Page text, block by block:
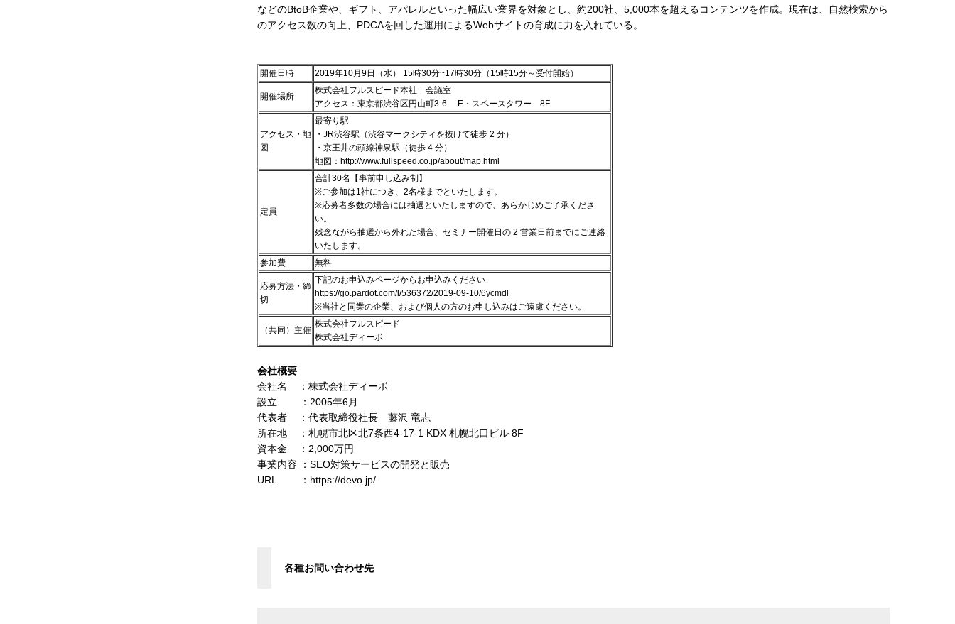
などのBtoB企業や、ギフト、アパレルといった幅広い業界を対象とし、約200社、5,000本を超えるコンテンツを作成。現在は、自然検索から
のアクセス数の向上、PDCAを回した運用によるWebサイトの育成に力を入れている。
開催日時 2019年10月9日（水） 15時30分~17時30分（15時15分～受付開始）
開催場所
株式会社フルスピード本社 会議室
アクセス：東京都渋谷区円山町3-6 E・スペースタワー 8F
アクセス・地
図
最寄り駅
・JR渋谷駅（渋谷マークシティを抜けて徒歩 2 分）
・京王井の頭線神泉駅（徒歩 4 分）
地図： http://www.fullspeed.co.jp/about/map.html
定員
合計30名【事前申し込み制】
※ご参加は1社につき、2名様までといたします。
※応募者多数の場合には抽選といたしますので、あらかじめご了承くださ
い。
残念ながら抽選から外れた場合、セミナー開催日の 2 営業日前までにご連絡
いたします。
参加費
無料
応募方法・締
切
下記のお申込みページからお申込みください
https://go.pardot.com/l/536372/2019-09-10/6ycmdl
※当社と同業の企業、および個人の方のお申し込みはご遠慮ください。
（共同）主催
株式会社フルスピード
株式会社ディーボ
会社概要
会社名 ：株式会社ディーボ
設立 ：2005年6月
代表者 ：代表取締役社長 藤沢 竜志
所在地 ：札幌市北区北7条西4-17-1 KDX 札幌北口ビル 8F
資本金 ：2,000万円
事業内容 ：SEO対策サービスの開発と販売
URL ： https://devo.jp/
各種お問い合わせ先